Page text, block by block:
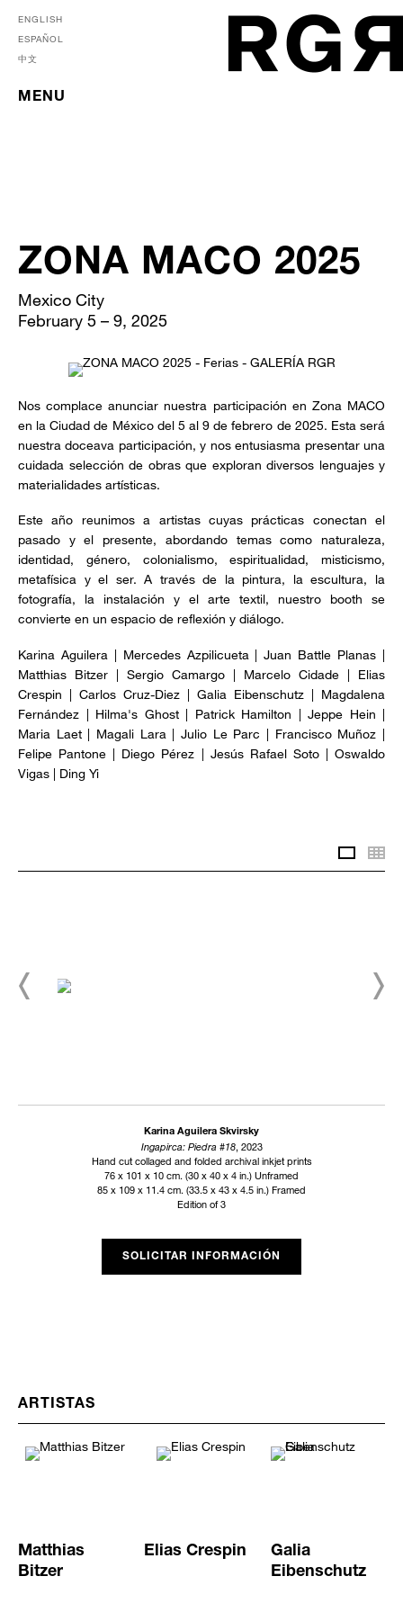
ENGLISH
ESPAÑOL
中文
MENU
ZONA MACO 2025
Mexico City
February 5 – 9, 2025
Nos complace anunciar nuestra participación en Zona MACO
en la Ciudad de México del 5 al 9 de febrero de 2025. Esta será
nuestra doceava participación, y nos entusiasma presentar una
cuidada selección de obras que exploran diversos lenguajes y
materialidades artísticas.
Este año reunimos a artistas cuyas prácticas conectan el
pasado y el presente, abordando temas como naturaleza,
identidad, género, colonialismo, espiritualidad, misticismo,
metafísica y el ser. A través de la pintura, la escultura, la
fotografía, la instalación y el arte textil, nuestro booth se
convierte en un espacio de reflexión y diálogo.
Karina Aguilera | Mercedes Azpilicueta | Juan Battle Planas |
Matthias Bitzer | Sergio Camargo | Marcelo Cidade | Elias
Crespin | Carlos Cruz-Diez | Galia Eibenschutz | Magdalena
Fernández | Hilma's Ghost | Patrick Hamilton | Jeppe Hein |
Maria Laet | Magali Lara | Julio Le Parc | Francisco Muñoz |
Felipe Pantone | Diego Pérez | Jesús Rafael Soto | Oswaldo
Vigas | Ding Yi
Karina Aguilera Skvirsky
Ingapirca: Piedra #18, 2023
Hand cut collaged and folded archival inkjet prints
76 x 101 x 10 cm. (30 x 40 x 4 in.) Unframed
85 x 109 x 11.4 cm. (33.5 x 43 x 4.5 in.) Framed
Edition of 3
SOLICITAR INFORMACIÓN
ARTISTAS
Matthias
Bitzer
Elias Crespin
Galia
Eibenschutz